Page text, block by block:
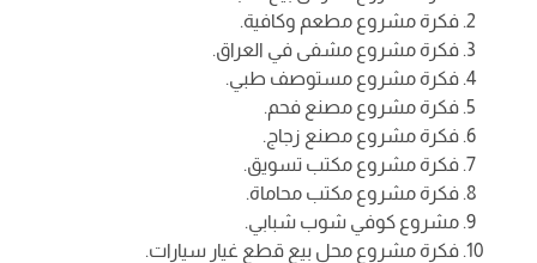
فكرة مشروع مطعم وكافية.
فكرة مشروع مشفى في العراق.
فكرة مشروع مستوصف طبي.
فكرة مشروع مصنع فحم.
فكرة مشروع مصنع زجاج.
فكرة مشروع مكتب تسويق.
فكرة مشروع مكتب محاماة.
مشروع كوفي شوب شبابي.
فكرة مشروع محل بيع قطع غيار سيارات.